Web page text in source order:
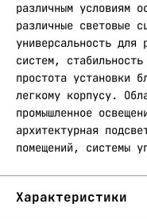
различным условиям
различные световые
универсальность для
систем,
простота установки
легкому корпусу.
промышленное
архитектурная
помещений, системы
Характеристики